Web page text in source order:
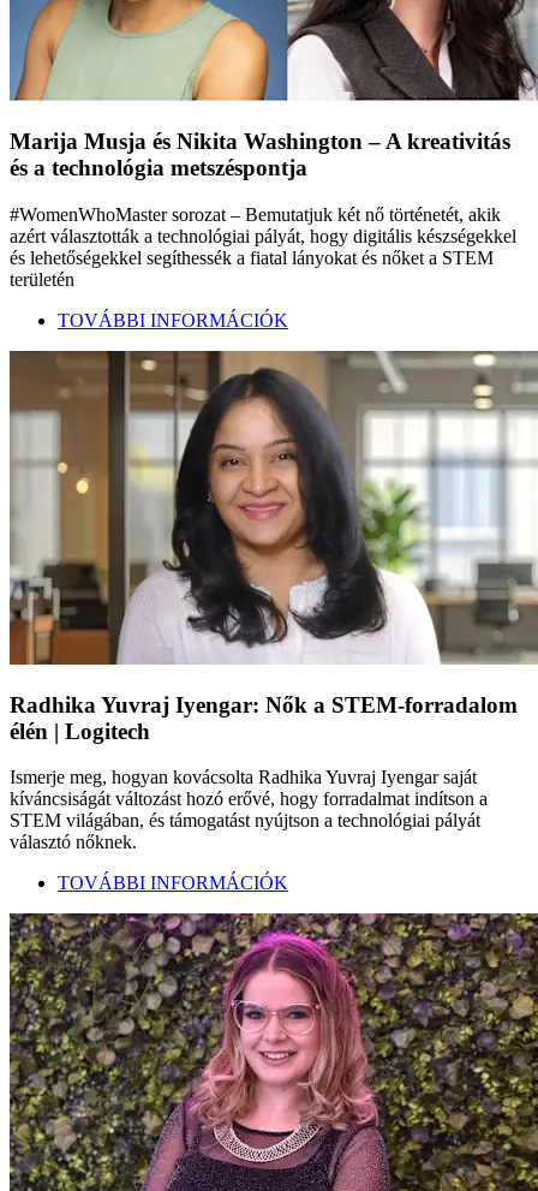
Marija Musja és Nikita Washington – A kreativitás
és a technológia metszéspontja
#WomenWhoMaster sorozat – Bemutatjuk két nő történetét, akik
azért választották a technológiai pályát, hogy digitális készségekkel
és lehetőségekkel segíthessék a fiatal lányokat és nőket a STEM
területén
TOVÁBBI INFORMÁCIÓK
Radhika Yuvraj Iyengar: Nők a STEM-forradalom
élén | Logitech
Ismerje meg, hogyan kovácsolta Radhika Yuvraj Iyengar saját
kíváncsiságát változást hozó erővé, hogy forradalmat indítson a
STEM világában, és támogatást nyújtson a technológiai pályát
választó nőknek.
TOVÁBBI INFORMÁCIÓK